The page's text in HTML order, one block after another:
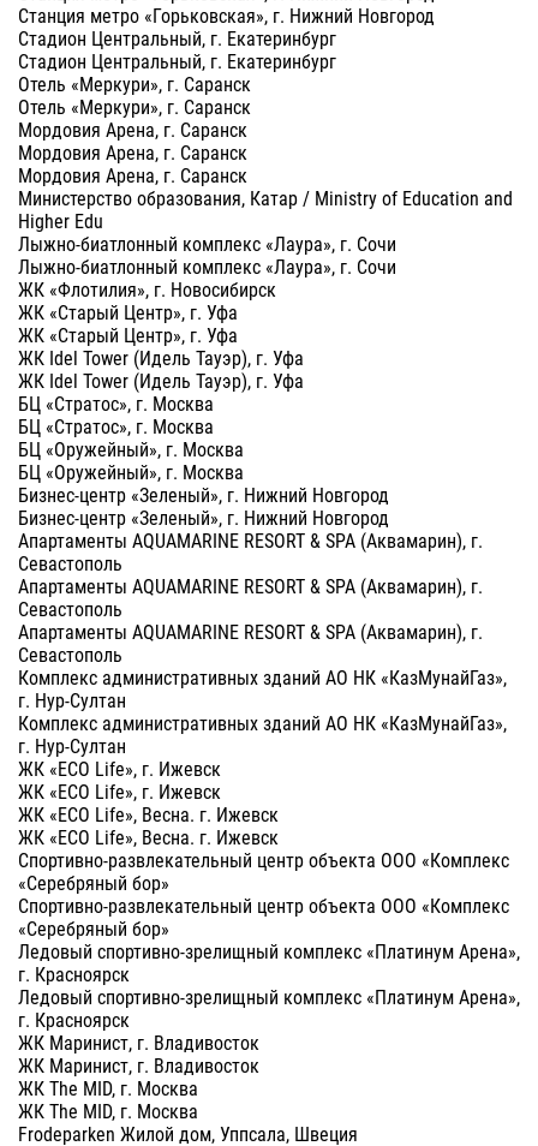
Станция метро «Горьковская», г. Нижний Новгород
Стадион Центральный, г. Екатеринбург
Стадион Центральный, г. Екатеринбург
Отель «Меркури», г. Саранск
Отель «Меркури», г. Саранск
Мордовия Арена, г. Саранск
Мордовия Арена, г. Саранск
Мордовия Арена, г. Саранск
Министерство образования, Катар / Ministry of Education and
Higher Edu
Лыжно-биатлонный комплекс «Лаура», г. Сочи
Лыжно-биатлонный комплекс «Лаура», г. Сочи
ЖК «Флотилия», г. Новосибирск
ЖК «Старый Центр», г. Уфа
ЖК «Старый Центр», г. Уфа
ЖК Idel Tower (Идель Тауэр), г. Уфа
ЖК Idel Tower (Идель Тауэр), г. Уфа
БЦ «Стратос», г. Москва
БЦ «Стратос», г. Москва
БЦ «Оружейный», г. Москва
БЦ «Оружейный», г. Москва
Бизнес-центр «Зеленый», г. Нижний Новгород
Бизнес-центр «Зеленый», г. Нижний Новгород
Апартаменты AQUAMARINE RESORT & SPA (Аквамарин), г.
Севастополь
Апартаменты AQUAMARINE RESORT & SPA (Аквамарин), г.
Севастополь
Апартаменты AQUAMARINE RESORT & SPA (Аквамарин), г.
Севастополь
Комплекс административных зданий АО НК «КазМунайГаз»,
г. Нур-Султан
Комплекс административных зданий АО НК «КазМунайГаз»,
г. Нур-Султан
ЖК «ECO Life», г. Ижевск
ЖК «ECO Life», г. Ижевск
ЖК «ECO Life», Весна. г. Ижевск
ЖК «ECO Life», Весна. г. Ижевск
Спортивно-развлекательный центр объекта ООО «Комплекс
«Серебряный бор»
Спортивно-развлекательный центр объекта ООО «Комплекс
«Серебряный бор»
Ледовый спортивно-зрелищный комплекс «Платинум Арена»,
г. Красноярск
Ледовый спортивно-зрелищный комплекс «Платинум Арена»,
г. Красноярск
ЖК Маринист, г. Владивосток
ЖК Маринист, г. Владивосток
ЖК The MID, г. Москва
ЖК The MID, г. Москва
Frodeparken Жилой дом, Уппсала, Швеция